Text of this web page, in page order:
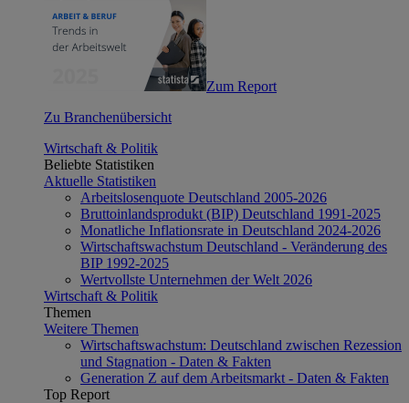
Zum Report
Zu Branchenübersicht
Wirtschaft & Politik
Beliebte Statistiken
Aktuelle Statistiken
Arbeitslosenquote Deutschland 2005-2026
Bruttoinlandsprodukt (BIP) Deutschland 1991-2025
Monatliche Inflationsrate in Deutschland 2024-2026
Wirtschaftswachstum Deutschland - Veränderung des
BIP 1992-2025
Wertvollste Unternehmen der Welt 2026
Wirtschaft & Politik
Themen
Weitere Themen
Wirtschaftswachstum: Deutschland zwischen Rezession
und Stagnation - Daten & Fakten
Generation Z auf dem Arbeitsmarkt - Daten & Fakten
Top Report